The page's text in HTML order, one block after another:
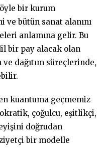
bir kurum
ve bütün sanat alanını
anlamına gelir. Bu
bir pay alacak olan
dağıtım süreçlerinde,
kuantuma geçmemiz
çoğulcu, eşitlikçi,
doğrudan
bir modelle